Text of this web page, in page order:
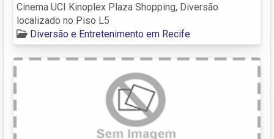
Cinema UCI Kinoplex Plaza Shopping, Diversão
localizado no Piso L5
Diversão e Entretenimento em Recife